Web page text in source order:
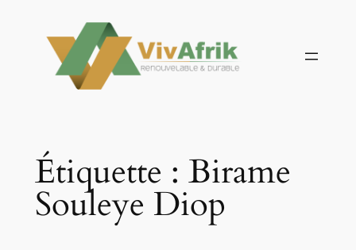
contenu
Étiquette : Birame
Souleye Diop